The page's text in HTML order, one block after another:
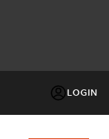
LOGIN